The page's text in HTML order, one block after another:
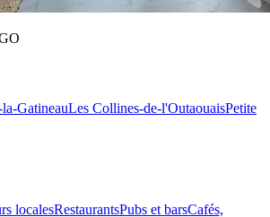
GatineauLes Collines-de-l'OutaouaisPetite
localesRestaurantsPubs et barsCafés,